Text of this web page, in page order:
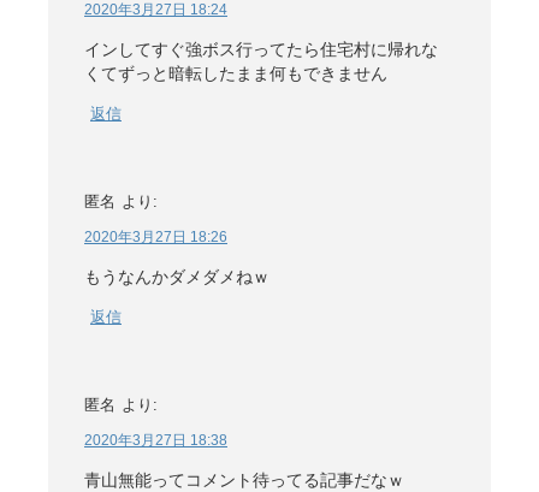
2020年3月27日 18:24
インしてすぐ強ボス行ってたら住宅村に帰れな
くてずっと暗転したまま何もできません
返信
匿名 より:
2020年3月27日 18:26
もうなんかダメダメねｗ
返信
匿名 より:
2020年3月27日 18:38
青山無能ってコメント待ってる記事だなｗ